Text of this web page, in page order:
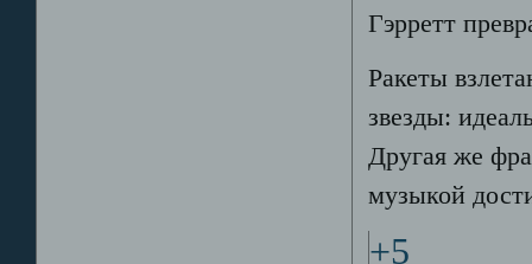
Гэрретт
Ракеты
звезды:
Другая же
музыкой
+5